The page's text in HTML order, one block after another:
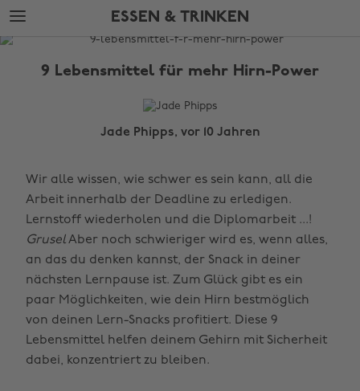
Weiter
zur
Hauptseite
Fußzeile
überspringen
ESSEN & TRINKEN
The
9 Lebensmittel für mehr Hirn-Power
Jade Phipps, vor 10 Jahren
Wir alle wissen, wie schwer es sein kann, all die
Arbeit innerhalb der Deadline zu erledigen.
Lernstoff wiederholen und die Diplomarbeit ...!
GruselAber noch schwieriger wird es, wenn alles,
an das du denken kannst, der Snack in deiner
nächsten Lernpause ist. Zum Glück gibt es ein
paar Möglichkeiten, wie dein Hirn bestmöglich
von deinen Lern-Snacks profitiert. Diese 9
Lebensmittel helfen deinem Gehirn mit Sicherheit
dabei, konzentriert zu bleiben.